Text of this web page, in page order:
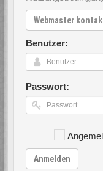
Webmaster
Benutzer:
Passwort:
Anmelden